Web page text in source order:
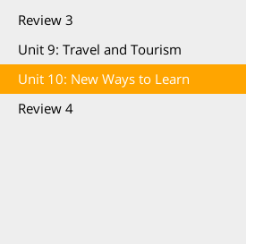
Review 3
Unit 9: Travel and Tourism
Unit 10: New Ways to Learn
Review 4